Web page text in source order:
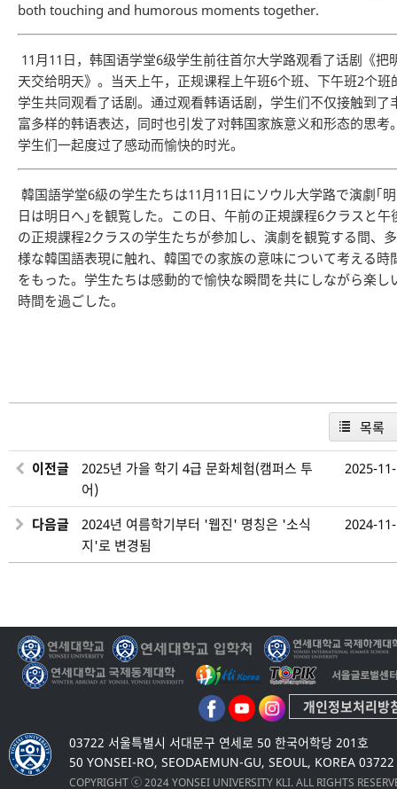
both touching and humorous moments together.
11月11日，韩国语学堂6级学生前往首尔大学路观看了话剧《把
天交给明天》。当天上午，正规课程上午班6个班、下午班2个班
学生共同观看了话剧。通过观看韩语话剧，学生们不仅接触到了
富多样的韩语表达，同时也引发了对韩国家族意义和形态的思考
学生们一起度过了感动而愉快的时光。
韓国語学堂6級の学生たちは11月11日にソウル大学路で演劇｢明
日は明日へ｣を観覧した。この日、午前の正規課程6クラスと午
の正規課程2クラスの学生たちが参加し、演劇を観覧する間、多
様な韓国語表現に触れ、韓国での家族の意味について考える時
をもった。学生たちは感動的で愉快な瞬間を共にしながら楽し
時間を過ごした。
목록
이전글
2025년 가을 학기 4급 문화체험(캠퍼스 투
어)
2025-
다음글
2024년 여름학기부터 '웹진' 명칭은 '소식
지'로 변경됨
2024-
03722 서울특별시 서대문구 연세로 50 한국어학당 201호
50 YONSEI-RO, SEODAEMUN-GU, SEOUL, KOREA 03722
COPYRIGHT ⓒ 2024 YONSEI UNIVERSITY KLI. ALL RIGHTS
개인정보처리방